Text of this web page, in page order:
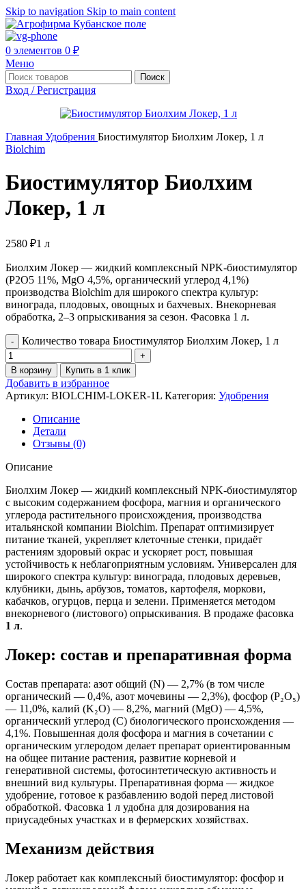
Skip to navigation Skip to main content
0 элементов 0 ₽
Меню
Поиск
Вход / Регистрация
Главная Удобрения Биостимулятор Биолхим Локер, 1 л
Biolchim
Биостимулятор Биолхим
Локер, 1 л
2580 ₽1 л
Биолхим Локер — жидкий комплексный NPK-биостимулятор
(P2O5 11%, MgO 4,5%, органический углерод 4,1%)
производства Biolchim для широкого спектра культур:
винограда, плодовых, овощных и бахчевых. Внекорневая
обработка, 2–3 опрыскивания за сезон. Фасовка 1 л.
Количество товара Биостимулятор Биолхим Локер, 1 л
В корзину Купить в 1 клик
Добавить в избранное
Артикул: BIOLCHIM-LOKER-1L Категория: Удобрения
Описание
Детали
Отзывы (0)
Описание
Биолхим Локер — жидкий комплексный NPK-биостимулятор
с высоким содержанием фосфора, магния и органического
углерода растительного происхождения, производства
итальянской компании Biolchim. Препарат оптимизирует
питание тканей, укрепляет клеточные стенки, придаёт
растениям здоровый окрас и ускоряет рост, повышая
устойчивость к неблагоприятным условиям. Универсален для
широкого спектра культур: винограда, плодовых деревьев,
клубники, дынь, арбузов, томатов, картофеля, моркови,
кабачков, огурцов, перца и зелени. Применяется методом
внекорневого (листового) опрыскивания. В продаже фасовка
1 л.
Локер: состав и препаративная форма
Состав препарата: азот общий (N) — 2,7% (в том числе
органический — 0,4%, азот мочевины — 2,3%), фосфор (P₂O₅)
— 11,0%, калий (K₂O) — 8,2%, магний (MgO) — 4,5%,
органический углерод (C) биологического происхождения —
4,1%. Повышенная доля фосфора и магния в сочетании с
органическим углеродом делает препарат ориентированным
на общее питание растения, развитие корневой и
генеративной системы, фотосинтетическую активность и
внешний вид культуры. Препаративная форма — жидкое
удобрение, готовое к разбавлению водой перед листовой
обработкой. Фасовка 1 л удобна для дозирования на
приусадебных участках и в фермерских хозяйствах.
Механизм действия
Локер работает как комплексный биостимулятор: фосфор и